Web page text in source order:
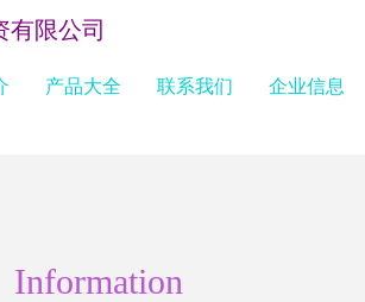
有限公司
产品大全 联系我们 企业信息
Information